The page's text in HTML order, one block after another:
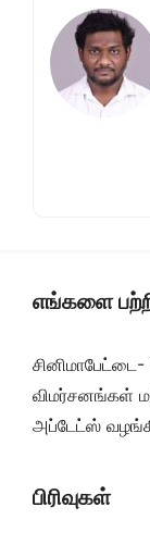
எங்களை
விமர்சனங்கள்
அப்டேட்ஸ்
பிரிவுகள்